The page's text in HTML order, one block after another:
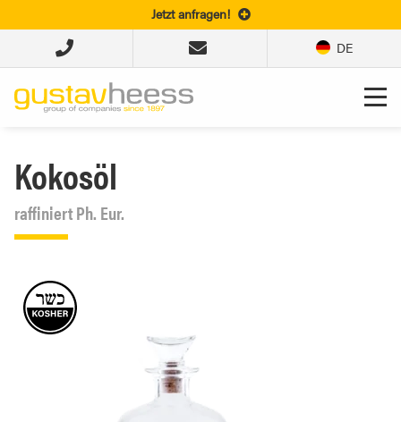
Jetzt anfragen!
DE
Kokosöl
raffiniert Ph. Eur.